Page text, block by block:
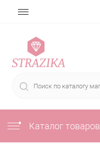
Каталог товаров